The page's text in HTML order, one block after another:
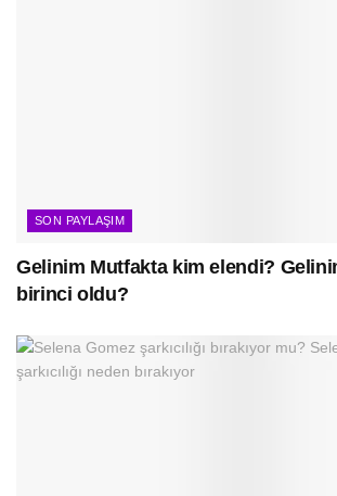
SON PAYLAŞIM
Gelinim Mutfakta kim elendi?
birinci oldu?